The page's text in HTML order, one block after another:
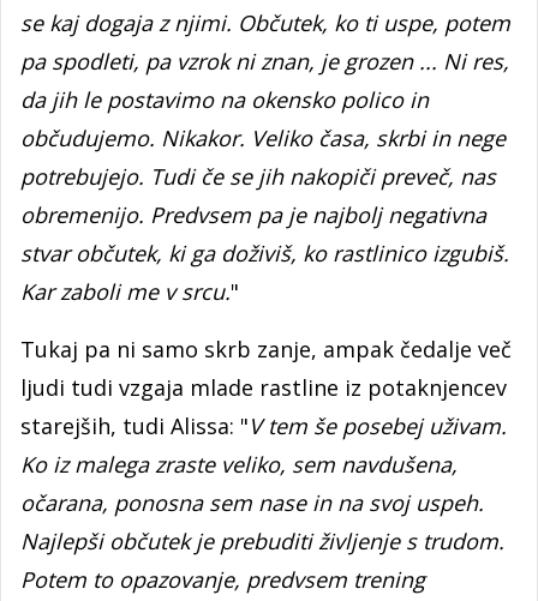
se kaj dogaja z njimi. Občutek, ko ti uspe, potem
pa spodleti, pa vzrok ni znan, je grozen ... Ni res,
da jih le postavimo na okensko polico in
občudujemo. Nikakor. Veliko časa, skrbi in nege
potrebujejo. Tudi če se jih nakopiči preveč, nas
obremenijo. Predvsem pa je najbolj negativna
stvar občutek, ki ga doživiš, ko rastlinico izgubiš.
Kar zaboli me v srcu."
Tukaj pa ni samo skrb zanje, ampak čedalje več
ljudi tudi vzgaja mlade rastline iz potaknjencev
starejših, tudi Alissa: "V tem še posebej uživam.
Ko iz malega zraste veliko, sem navdušena,
očarana, ponosna sem nase in na svoj uspeh.
Najlepši občutek je prebuditi življenje s trudom.
Potem to opazovanje, predvsem trening